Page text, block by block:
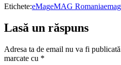
Etichete:eMageMAG Romania
Lasă un răspuns
Adresa ta de email nu va fi
marcate cu *